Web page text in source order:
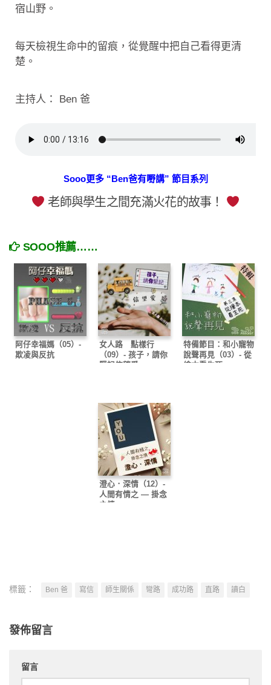
宿山野。
每天檢視生命中的留痕，從覺醒中把自己看得更清
楚。
主持人： Ben 爸
Sooo更多 “Ben爸有嘢講” 節目系列
老師與學生之間充滿火花的故事！
SOOO推薦……
阿仔幸福媽（05）-
欺凌與反抗
女人路 點樣行
（09）- 孩子，請你
緊記信望愛
特備節目：和小寵物
說聲再見（03）- 從
繪本看生死
澄心．深情（12）-
人間有情之 — 掛念
之情
標籤： Ben 爸 寫信 師生關係 彎路 成功路 直路 讀白
發佈留言
留言